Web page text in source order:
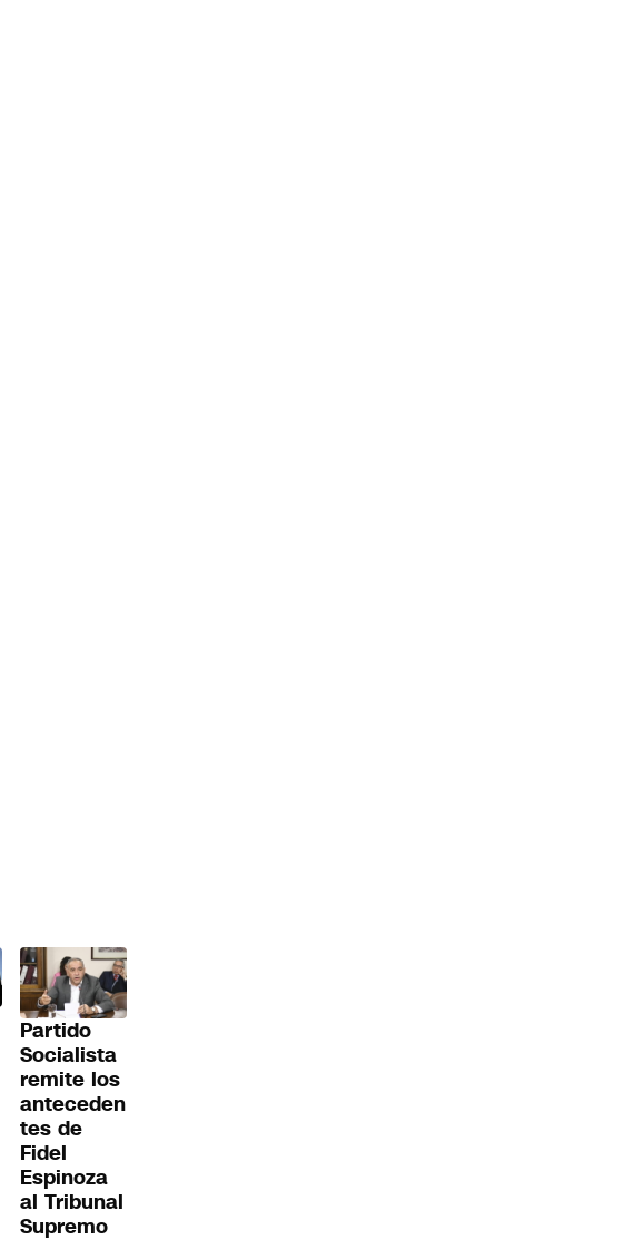
Partido
Socialista
remite los
anteceden
tes de
Fidel
Espinoza
al Tribunal
Supremo